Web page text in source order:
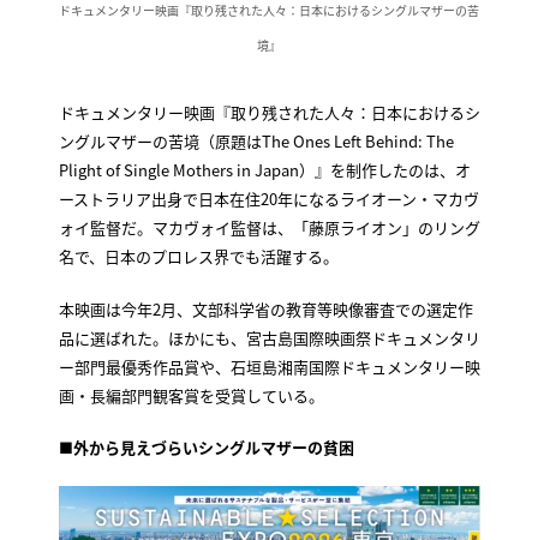
ドキュメンタリー映画『取り残された人々：日本におけるシングルマザーの苦
境』
ドキュメンタリー映画『取り残された人々：日本におけるシ
ングルマザーの苦境（原題はThe Ones Left Behind: The
Plight of Single Mothers in Japan）』を制作したのは、オ
ーストラリア出身で日本在住20年になるライオーン・マカヴ
ォイ監督だ。マカヴォイ監督は、「藤原ライオン」のリング
名で、日本のプロレス界でも活躍する。
本映画は今年2月、文部科学省の教育等映像審査での選定作
品に選ばれた。ほかにも、宮古島国際映画祭ドキュメンタリ
ー部門最優秀作品賞や、石垣島湘南国際ドキュメンタリー映
画・長編部門観客賞を受賞している。
■外から見えづらいシングルマザーの貧困